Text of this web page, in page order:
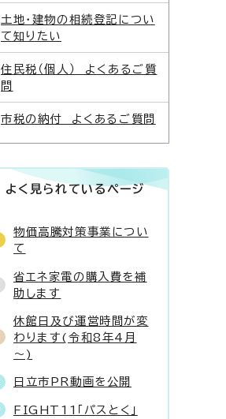
土地・建物の相続登記につい
て知りたい
住民税（個人） よくあるご質
問
市税の納付 よくあるご質問
よく見られているページ
物価高騰対策事業につい
て
省エネ家電の購入費を補
助します
休館日及び運営時間が変
わります(令和8年4月
～)
日立市PR動画を公開
FIGHT11「パスとく」